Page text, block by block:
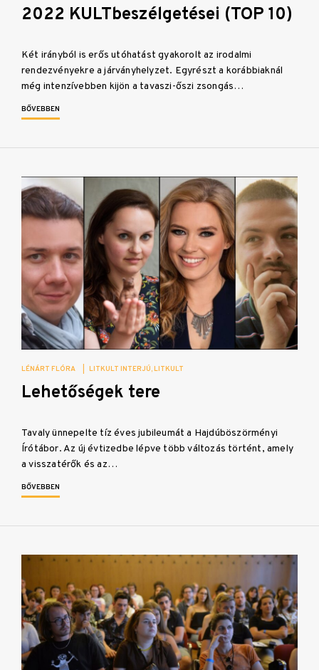
2022 KULTbeszélgetései (TOP 10)
Két irányból is erős utóhatást gyakorolt az irodalmi
rendezvényekre a járványhelyzet. Egyrészt a korábbiaknál
még intenzívebben kijön a tavaszi-őszi zsongás…
BŐVEBBEN
LÉNÁRT FLÓRA LITKULT INTERJÚ LITKULT
Lehetőségek tere
Tavaly ünnepelte tíz éves jubileumát a Hajdúböszörményi
Írótábor. Az új évtizedbe lépve több változás történt, amely
a visszatérők és az…
BŐVEBBEN